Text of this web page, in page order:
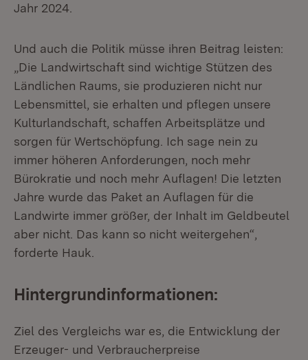
Jahr 2024.
Und auch die Politik müsse ihren Beitrag leisten:
„Die Landwirtschaft sind wichtige Stützen des
Ländlichen Raums, sie produzieren nicht nur
Lebensmittel, sie erhalten und pflegen unsere
Kulturlandschaft, schaffen Arbeitsplätze und
sorgen für Wertschöpfung. Ich sage nein zu
immer höheren Anforderungen, noch mehr
Bürokratie und noch mehr Auflagen! Die letzten
Jahre wurde das Paket an Auflagen für die
Landwirte immer größer, der Inhalt im Geldbeutel
aber nicht. Das kann so nicht weitergehen“,
forderte Hauk.
Hintergrundinformationen:
Ziel des Vergleichs war es, die Entwicklung der
Erzeuger- und Verbraucherpreise